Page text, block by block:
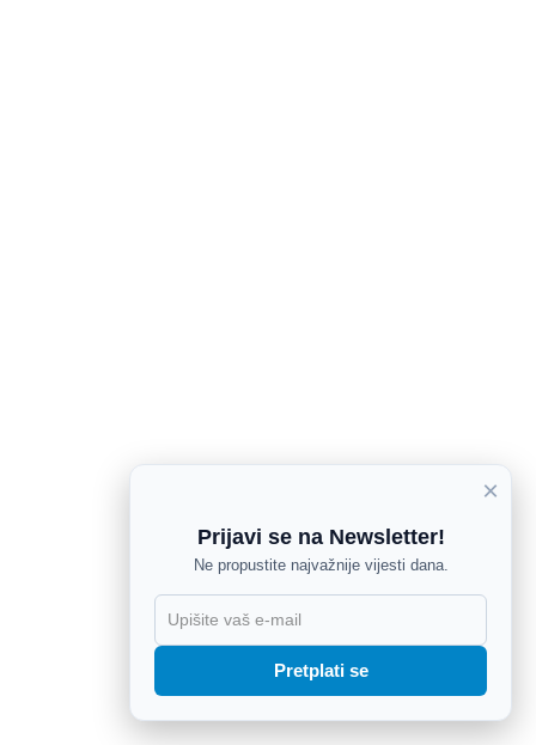
×
Prijavi se na Newsletter!
Ne propustite najvažnije vijesti dana.
Pretplati se